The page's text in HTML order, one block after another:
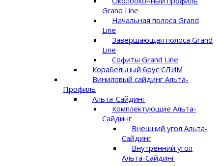
Grand Line
Начальная полоса Grand
Line
Завершающая полоса Grand
Line
Софиты Grand Line
Корабельный брус СЛИМ
Виниловый сайдинг Альта-
Профиль
Альта-Сайдинг
Комплектующие Альта-
Сайдинг
Внешний угол Альта-
Сайдинг
Внутренний угол
Альта-Сайдинг